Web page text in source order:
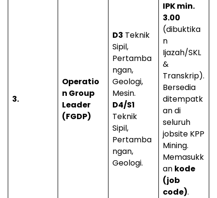
3.
Operatio
n Group
Leader
(FGDP)
D3 Teknik
Sipil,
Pertamba
ngan,
Geologi,
Mesin.
D4/S1
Teknik
Sipil,
Pertamba
ngan,
Geologi.
IPK min.
3.00
(dibuktika
n
Ijazah/SKL
&
Transkrip).
Bersedia
ditempatk
an di
seluruh
jobsite KPP
Mining.
Memasukk
an kode
(job
code).